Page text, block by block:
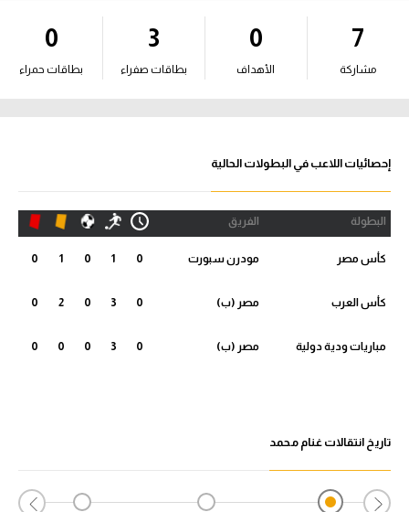
آراء حرة
ركن الألعاب
الدوري المصري
الدوري الإنجليزي الممتاز
الدوري السعودي للمحترفين
دوري أبطال أوروبا
7
مشاركة
0
الأهداف
3
بطاقات صفراء
0
بطاقات حمراء
إحصائيات اللاعب في البطولات الحالية
البطولة الفريق
كأس مصر مودرن سبورت 0
1
0
1
0
كأس العرب مصر (ب) 0
3
0
2
0
مباريات ودية دولية مصر (ب) 0
3
0
0
0
تاريخ انتقالات غنام محمد